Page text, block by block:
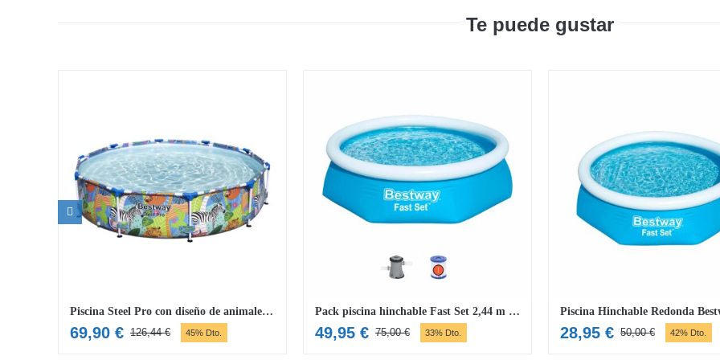
Te puede gustar
Piscina Steel Pro con diseño de animales de colores
126,44€El
69,90 €
El45% Dto.
Pack piscina hinchable Fast Set 2,44 m x 61 cm
75,00€El
49,95 €
El33% Dto.
50,00€El
28,95 €
El42% Dto.